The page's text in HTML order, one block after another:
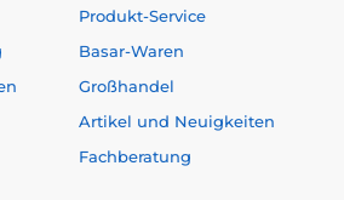
Produkt-Service
Basar-Waren
Großhandel
Artikel und Neuigkeiten
Fachberatung